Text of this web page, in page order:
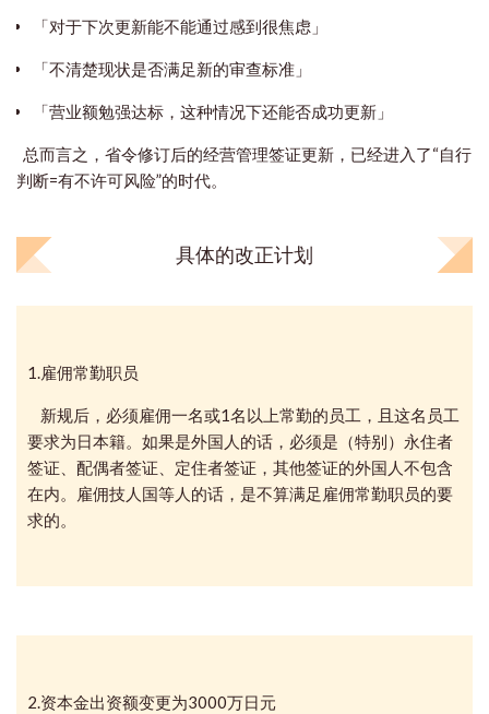
「对于下次更新能不能通过感到很焦虑」
「不清楚现状是否满足新的审查标准」
「营业额勉强达标，这种情况下还能否成功更新」
总而言之，省令修订后的经营管理签证更新，已经进入了“自行
判断=有不许可风险”的时代。
具体的改正计划
1.雇佣常勤职员
新规后，必须雇佣一名或1名以上常勤的员工，且这名员工
要求为日本籍。如果是外国人的话，必须是（特别）永住者
签证、配偶者签证、定住者签证，其他签证的外国人不包含
在内。雇佣技人国等人的话，是不算满足雇佣常勤职员的要
求的。
2.资本金出资额变更为3000万日元